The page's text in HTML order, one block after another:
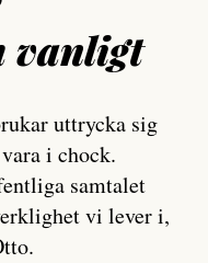
vanligt
uttrycka sig
i chock.
samtalet
vi lever i,